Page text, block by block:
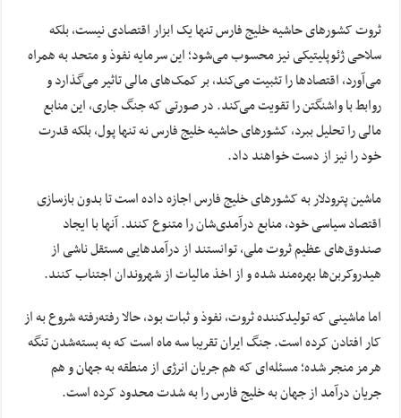
ثروت کشورهای حاشیه خلیج فارس تنها یک ابزار اقتصادی نیست، بلکه
سلاحی ژئوپلیتیکی نیز محسوب می‌شود؛ این سرمایه نفوذ و متحد به همراه
می‌آورد، اقتصادها را تثبیت می‌کند، بر کمک‌های مالی تاثیر می‌گذارد و
روابط با واشنگتن را تقویت می‌کند. در صورتی که جنگ جاری، این منابع
مالی را تحلیل ببرد، کشورهای حاشیه خلیج فارس نه تنها پول، بلکه قدرت
خود را نیز از دست خواهند داد.
ماشین پترودلار به کشورهای خلیج فارس اجازه داده است تا بدون بازسازی
اقتصاد سیاسی خود، منابع درآمدی‌شان را متنوع کنند. آنها با ایجاد
صندوق‌های عظیم ثروت ملی، توانستند از درآمدهایی مستقل ناشی از
هیدروکربن‌ها بهره‌مند شده و از اخذ مالیات از شهروندان اجتناب کنند.
اما ماشینی که تولیدکننده ثروت، نفوذ و ثبات بود، حالا رفته‌رفته شروع به از
کار افتادن کرده است. جنگ ایران تقریبا سه ماه است که به بسته‌شدن تنگه
هرمز منجر شده؛ مسئله‌ای که هم جریان انرژی از منطقه به جهان و هم
جریان درآمد از جهان به خلیج فارس را به شدت محدود کرده است.